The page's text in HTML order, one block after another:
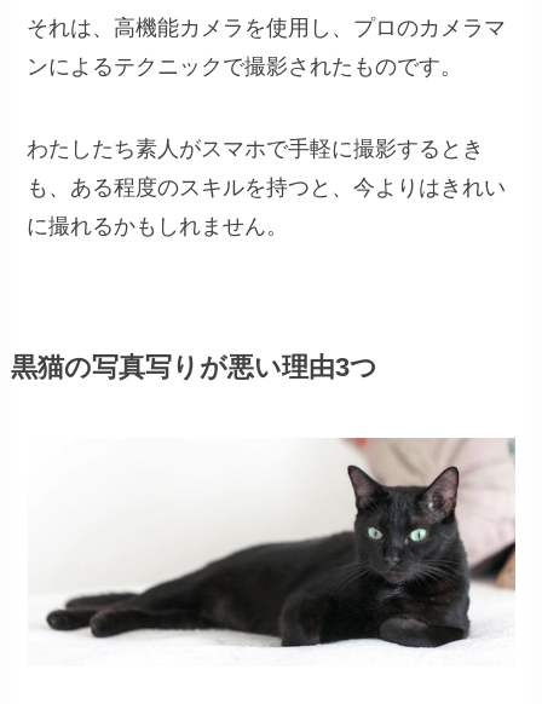
それは、高機能カメラを使用し、プロのカメラマ
ンによるテクニックで撮影されたものです。
わたしたち素人がスマホで手軽に撮影するとき
も、ある程度のスキルを持つと、今よりはきれい
に撮れるかもしれません。
黒猫の写真写りが悪い理由3つ